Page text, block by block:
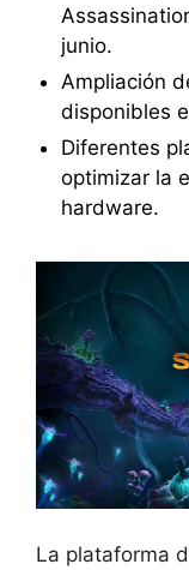
junio.
Ampliación
disponibles
Diferentes
optimizar la
hardware.
La plataforma